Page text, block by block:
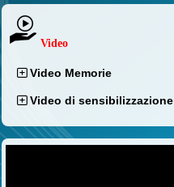
Video
Video Memorie
Video di sensibilizzazione